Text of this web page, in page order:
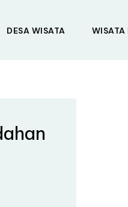
DESA WISATA WISATA